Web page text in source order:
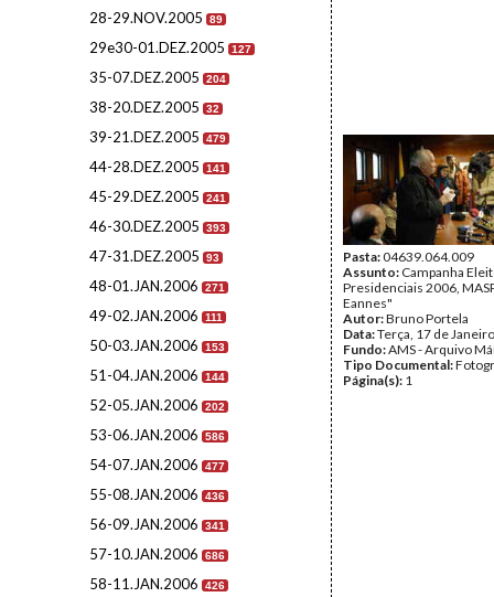
28-29.NOV.2005 89
29e30-01.DEZ.2005 127
35-07.DEZ.2005 204
38-20.DEZ.2005 32
39-21.DEZ.2005 479
44-28.DEZ.2005 141
45-29.DEZ.2005 241
46-30.DEZ.2005 393
47-31.DEZ.2005 93
48-01.JAN.2006 271
49-02.JAN.2006 111
50-03.JAN.2006 153
51-04.JAN.2006 144
52-05.JAN.2006 202
53-06.JAN.2006 586
54-07.JAN.2006 477
55-08.JAN.2006 436
56-09.JAN.2006 341
57-10.JAN.2006 686
58-11.JAN.2006 426
Pasta:04639.064.009
Assunto: Campanha
Presidenciais 2006,
Eannes"
Autor:Bruno Portela
Data:Terça, 17 de
Fundo:AMS - Arquivo
Tipo Documental:
Página(s): 1